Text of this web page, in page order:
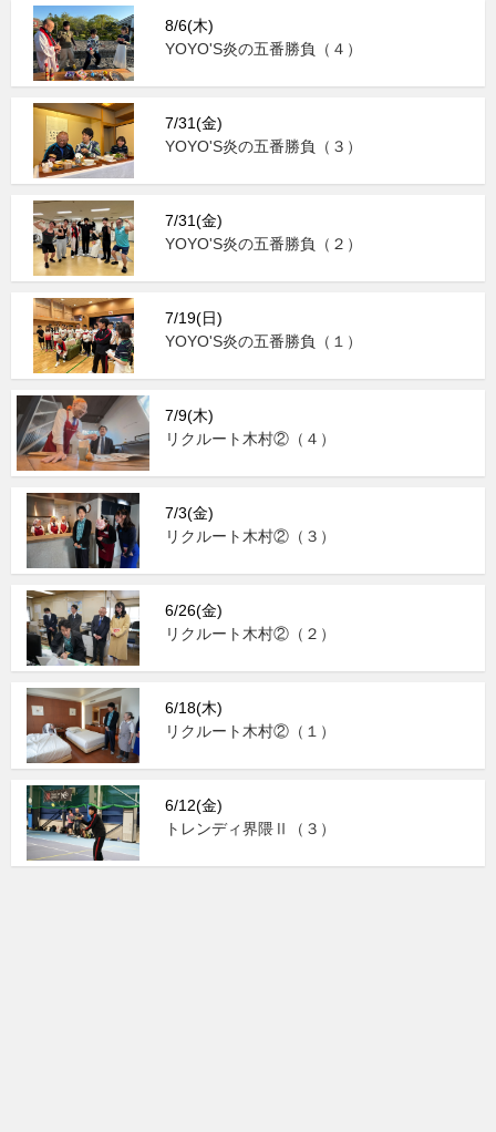
8/6(木)
YOYO'S炎の五番勝負（４）
7/31(金)
YOYO'S炎の五番勝負（３）
7/31(金)
YOYO'S炎の五番勝負（２）
7/19(日)
YOYO'S炎の五番勝負（１）
7/9(木)
リクルート木村②（４）
7/3(金)
リクルート木村②（３）
6/26(金)
リクルート木村②（２）
6/18(木)
リクルート木村②（１）
6/12(金)
トレンディ界隈Ⅱ（３）